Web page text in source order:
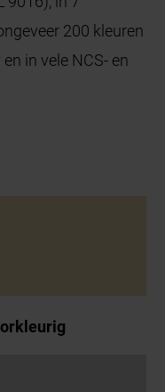
200 kleuren
in vele NCS- en